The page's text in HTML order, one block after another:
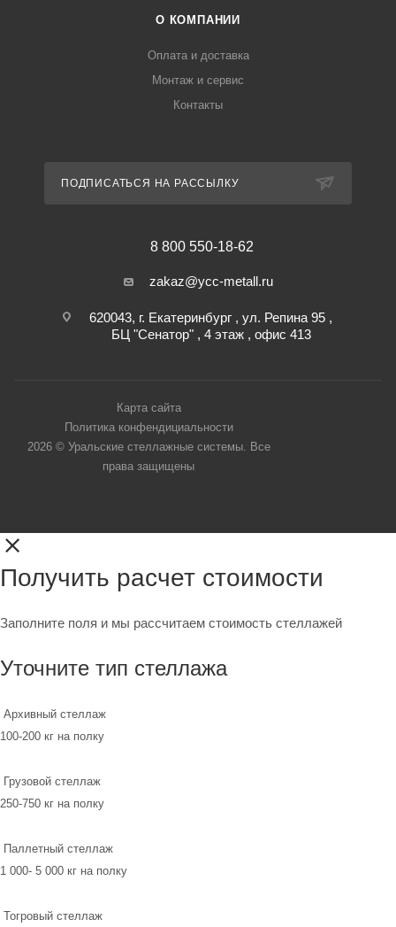
О КОМПАНИИ
Оплата и доставка
Монтаж и сервис
Контакты
ПОДПИСАТЬСЯ НА РАССЫЛКУ
8 800 550-18-62
zakaz@ycc-metall.ru
620043, г. Екатеринбург , ул. Репина 95 ,
БЦ "Сенатор" , 4 этаж , офис 413
Карта сайта
Политика конфендициальности
2026 © Уральские стеллажные системы. Все
права защищены
Получить расчет стоимости
Заполните поля и мы рассчитаем стоимость стеллажей
Уточните тип стеллажа
Архивный стеллаж
100-200 кг на полку
Грузовой стеллаж
250-750 кг на полку
Паллетный стеллаж
1 000- 5 000 кг на полку
Тогровый стеллаж